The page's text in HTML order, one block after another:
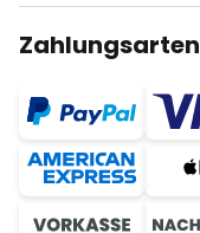
Zahlungsarten